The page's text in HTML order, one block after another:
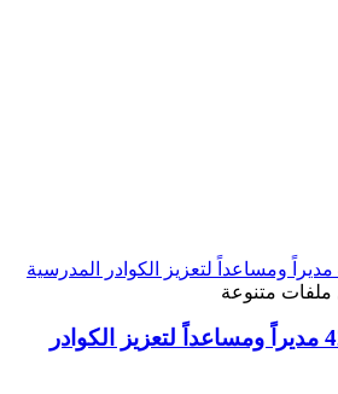
ملفات متنوعة
وزارة التربية: ترقية 42 مديراً ومساعداً لتعزيز الكوادر